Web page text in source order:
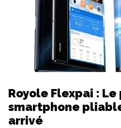
Royole Flexpai :
smartphone
arrivé